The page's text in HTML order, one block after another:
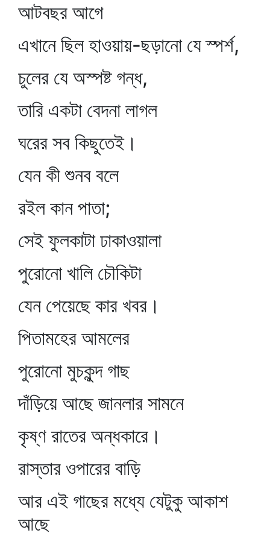
আটবছর আগে
এখানে ছিল হাওয়ায়-ছড়ানো যে স্পর্শ,
চুলের যে অস্পষ্ট গন্ধ,
তারি একটা বেদনা লাগল
ঘরের সব কিছুতেই।
যেন কী শুনব বলে
রইল কান পাতা;
সেই ফুলকাটা ঢাকাওয়ালা
পুরোনো খালি চৌকিটা
যেন পেয়েছে কার খবর।
পিতামহের আমলের
পুরোনো মুচকুন্দ গাছ
দাঁড়িয়ে আছে জানলার সামনে
কৃষ্ণ রাতের অন্ধকারে।
রাস্তার ওপারের বাড়ি
আর এই গাছের মধ্যে যেটুকু আকাশ
আছে